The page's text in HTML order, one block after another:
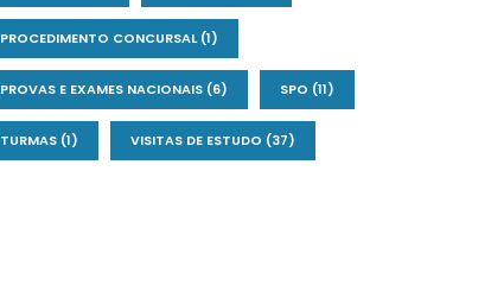
PROCEDIMENTO CONCURSAL(1)
PROVAS E EXAMES NACIONAIS(6) SPO (11)
TURMAS(1) VISITAS DE ESTUDO (37)